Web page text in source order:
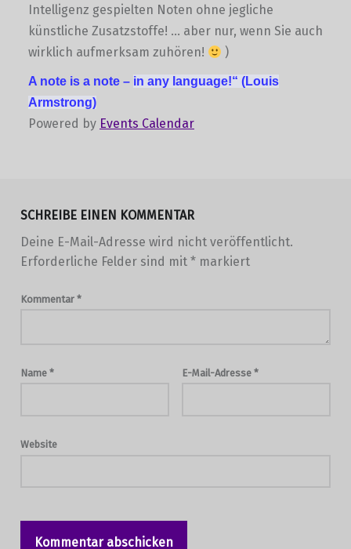
Intelligenz gespielten Noten ohne jegliche
künstliche Zusatzstoffe! … aber nur, wenn Sie auch
wirklich aufmerksam zuhören!
)
A note is a note – in any language!“ (Louis
Armstrong)
Powered by Events Calendar
SCHREIBE EINEN KOMMENTAR
Deine E-Mail-Adresse wird nicht veröffentlicht.
Erforderliche Felder sind mit *markiert
Kommentar *
Name * E-Mail-Adresse *
Website